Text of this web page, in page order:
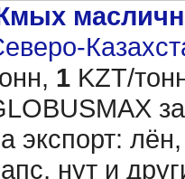
1 KZT/
экспорт:
нут и